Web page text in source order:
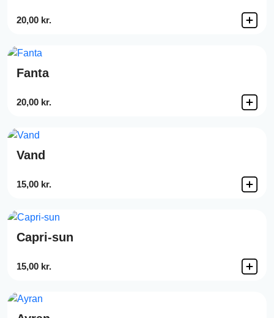
20,00 kr.
Fanta
20,00 kr.
Vand
15,00 kr.
Capri-sun
15,00 kr.